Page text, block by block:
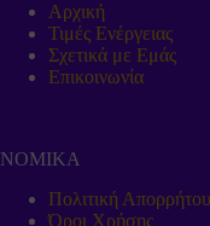
Αρχική
Τιμές Ενέργειας
Σχετικά με Εμάς
Επικοινωνία
ΝΟΜΙΚΑ
Πολιτική Απορρήτου
Όροι Χρήσης